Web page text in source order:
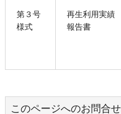
第３号
様式
再生利用実績
報告書
このページへのお問合せ